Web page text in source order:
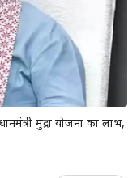
मुद्रा योजना का लाभ,